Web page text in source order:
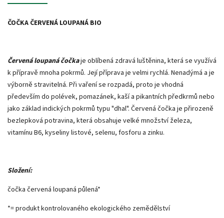
ČOČKA ČERVENÁ LOUPANÁ BIO
Červená loupaná čočkaje oblíbená zdravá luštěnina, která se využívá
k přípravě mnoha pokrmů. Její příprava je velmi rychlá. Nenadýmá a je
výborně stravitelná. Při vaření se rozpadá, proto je vhodná
především do polévek, pomazánek, kaší a pikantních předkrmů nebo
jako základ indických pokrmů typu "dhal". Červená čočka je přirozeně
bezlepková potravina, která obsahuje velké množství železa,
vitamínu B6, kyseliny listové, selenu, fosforu a zinku.
Složení:
čočka červená loupaná půlená*
*= produkt kontrolovaného ekologického zemědělství